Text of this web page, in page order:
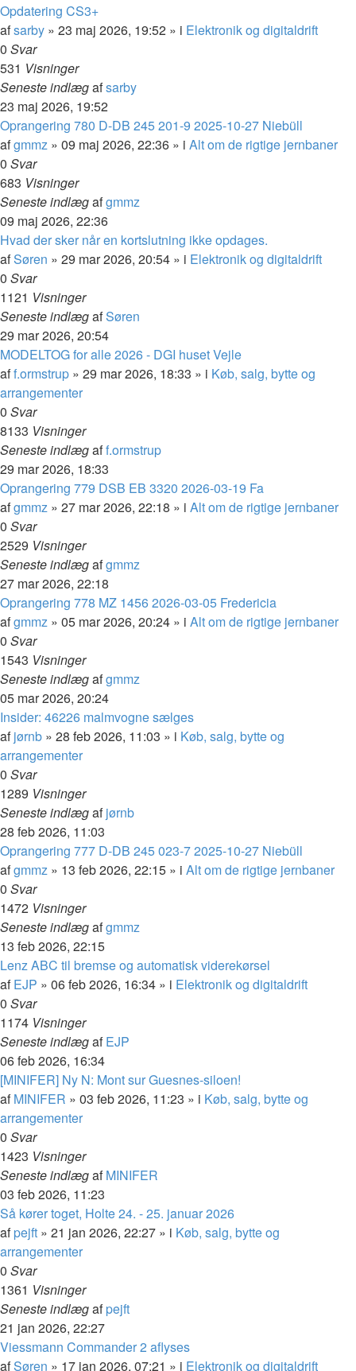
Opdatering CS3+
afsarby » 23 maj 2026, 19:52 » i Elektronik og digitaldrift
0 Svar
531 Visninger
Seneste indlægafsarby
23 maj 2026, 19:52
Oprangering 780 D-DB 245 201-9 2025-10-27 Niebüll
afgmmz » 09 maj 2026, 22:36 » i Alt om de rigtige jernbaner
0 Svar
683 Visninger
Seneste indlægafgmmz
09 maj 2026, 22:36
Hvad der sker når en kortslutning ikke opdages.
afSøren » 29 mar 2026, 20:54 » i Elektronik og digitaldrift
0 Svar
1121 Visninger
Seneste indlægafSøren
29 mar 2026, 20:54
MODELTOG for alle 2026 - DGI huset Vejle
aff.ormstrup » 29 mar 2026, 18:33 » i Køb, salg, bytte og
arrangementer
0 Svar
8133 Visninger
Seneste indlægaff.ormstrup
29 mar 2026, 18:33
Oprangering 779 DSB EB 3320 2026-03-19 Fa
afgmmz » 27 mar 2026, 22:18 » i Alt om de rigtige jernbaner
0 Svar
2529 Visninger
Seneste indlægafgmmz
27 mar 2026, 22:18
Oprangering 778 MZ 1456 2026-03-05 Fredericia
afgmmz » 05 mar 2026, 20:24 » i Alt om de rigtige jernbaner
0 Svar
1543 Visninger
Seneste indlægafgmmz
05 mar 2026, 20:24
Insider: 46226 malmvogne sælges
afjørnb » 28 feb 2026, 11:03 » i Køb, salg, bytte og
arrangementer
0 Svar
1289 Visninger
Seneste indlægafjørnb
28 feb 2026, 11:03
Oprangering 777 D-DB 245 023-7 2025-10-27 Niebüll
afgmmz » 13 feb 2026, 22:15 » i Alt om de rigtige jernbaner
0 Svar
1472 Visninger
Seneste indlægafgmmz
13 feb 2026, 22:15
Lenz ABC til bremse og automatisk viderekørsel
afEJP » 06 feb 2026, 16:34 » i Elektronik og digitaldrift
0 Svar
1174 Visninger
Seneste indlægafEJP
06 feb 2026, 16:34
[MINIFER] Ny N: Mont sur Guesnes-siloen!
afMINIFER » 03 feb 2026, 11:23 » i Køb, salg, bytte og
arrangementer
0 Svar
1423 Visninger
Seneste indlægafMINIFER
03 feb 2026, 11:23
Så kører toget, Holte 24. - 25. januar 2026
afpejft » 21 jan 2026, 22:27 » i Køb, salg, bytte og
arrangementer
0 Svar
1361 Visninger
Seneste indlægafpejft
21 jan 2026, 22:27
Viessmann Commander 2 aflyses
afSøren » 17 jan 2026, 07:21 » i Elektronik og digitaldrift